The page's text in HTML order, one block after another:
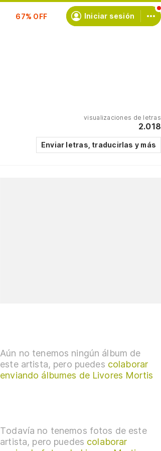
Iniciar sesión
visualizaciones de letras
2.018
Enviar letras, traducirlas y más
Aún no tenemos ningún álbum de
este artista, pero puedes colaborar
enviando álbumes de Livores Mortis
Todavía no tenemos fotos de este
artista, pero puedes colaborar